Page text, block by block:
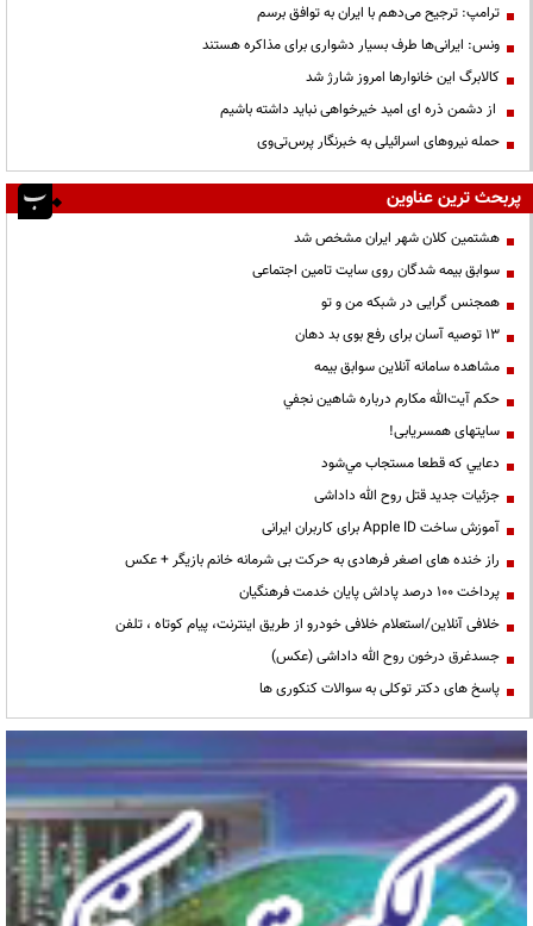
ترامپ: ترجیح می‌دهم با ایران به توافق برسم
ونس: ایرانی‌ها طرف بسیار دشواری برای مذاکره هستند
کالابرگ این خانوارها امروز شارژ شد
از دشمن ذره ای امید خیرخواهی نباید داشته باشیم
حمله نیروهای اسرائیلی به خبرنگار پرس‌تی‌وی
پربحث ترین عناوین
هشتمین کلان شهر ایران مشخص شد
سوابق بیمه شدگان روی سایت تامین اجتماعی
همجنس گرایی در شبکه من و تو
13 توصیه آسان برای رفع بوی بد دهان
مشاهده سامانه آنلاين سوابق بیمه
حكم آيت‌الله مكارم درباره شاهين نجفي
سایتهای همسریابی!
دعايي كه قطعا مستجاب مي‌شود
جزئیات جدید قتل روح الله داداشی
آموزش ساخت Apple ID برای کاربران ایرانی
راز خنده های اصغر فرهادی به حرکت بی شرمانه خانم بازیگر + عکس
پرداخت ۱۰۰ درصد پاداش پایان خدمت فرهنگیان
خلافی آنلاین/استعلام خلافی خودرو از طریق اینترنت، پیام کوتاه ، تلفن
جسدغرق درخون روح الله داداشی (عکس)
پاسخ های دکتر توکلی به سوالات کنکوری ها